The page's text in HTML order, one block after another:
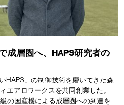
成層圏へ、HAPS研究者の
HAPS」の制御技術を磨いてきた森
エアロワークスを共同創業した。
の国産機による成層圏への到達を